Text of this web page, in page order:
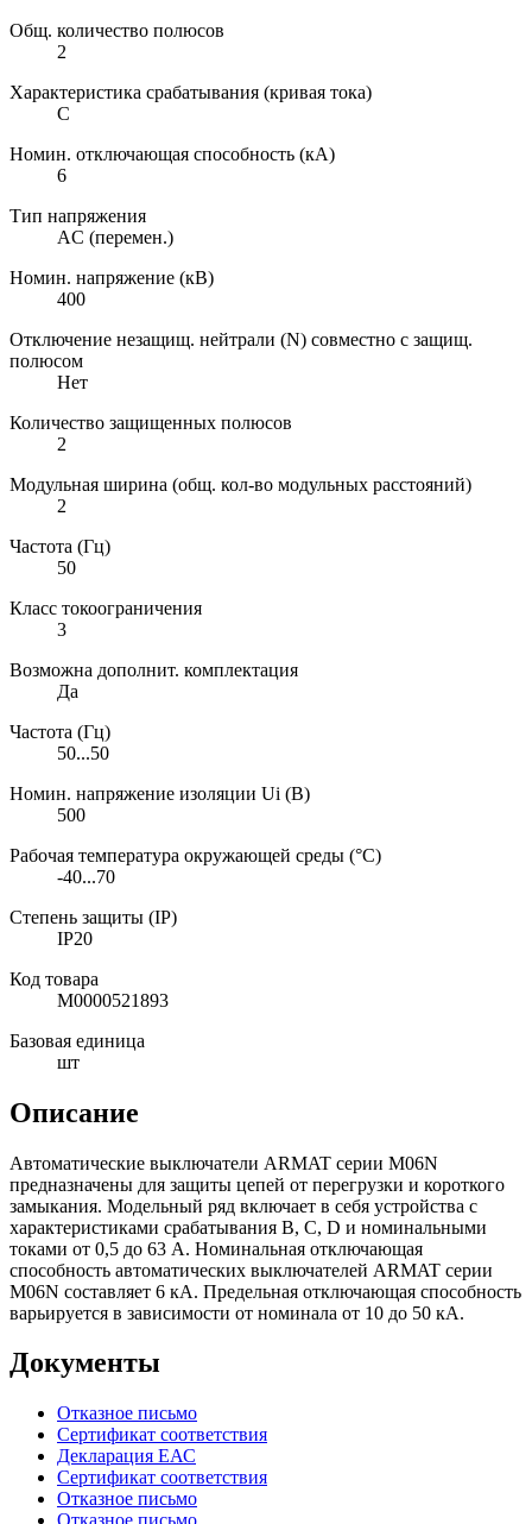
Общ. количество полюсов
2
Характеристика срабатывания (кривая тока)
C
Номин. отключающая способность (кА)
6
Тип напряжения
AC (перемен.)
Номин. напряжение (кВ)
400
Отключение незащищ. нейтрали (N) совместно с защищ.
полюсом
Нет
Количество защищенных полюсов
2
Модульная ширина (общ. кол-во модульных расстояний)
2
Частота (Гц)
50
Класс токоограничения
3
Возможна дополнит. комплектация
Да
Частота (Гц)
50...50
Номин. напряжение изоляции Ui (В)
500
Рабочая температура окружающей среды (°C)
-40...70
Степень защиты (IP)
IP20
Код товара
М0000521893
Базовая единица
шт
Описание
Автоматические выключатели ARMAT серии M06N
предназначены для защиты цепей от перегрузки и короткого
замыкания. Модельный ряд включает в себя устройства с
характеристиками срабатывания B, C, D и номинальными
токами от 0,5 до 63 А. Номинальная отключающая
способность автоматических выключателей ARMAT серии
M06N составляет 6 кА. Предельная отключающая способность
варьируется в зависимости от номинала от 10 до 50 кА.
Документы
Отказное письмо
Сертификат соответствия
Декларация ЕАС
Сертификат соответствия
Отказное письмо